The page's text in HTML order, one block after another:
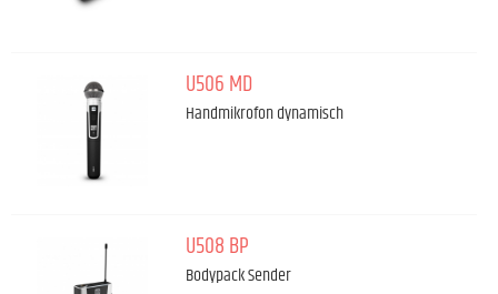
U506 MD
Handmikrofon dynamisch
U508 BP
Bodypack Sender